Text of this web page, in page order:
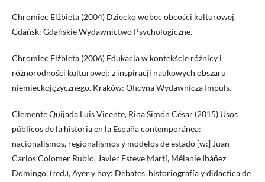
Chromiec Elżbieta (2004) Dziecko wobec obcości kulturowej.
Gdańsk: Gdańskie Wydawnictwo Psychologiczne.
Chromiec Elżbieta (2006) Edukacja w kontekście różnicy i
różnorodności kulturowej: z inspiracji naukowych obszaru
niemieckojęzycznego. Kraków: Oficyna Wydawnicza Impuls.
Clemente Quijada Luis Vicente, Rina Simón César (2015) Usos
públicos de la historia en la España contemporánea:
nacionalismos, regionalismos y modelos de estado [w:] Juan
Carlos Colomer Rubio, Javier Esteve Martí, Mélanie Ibáñez
Domingo, (red.), Ayer y hoy: Debates, historiografía y didáctica de